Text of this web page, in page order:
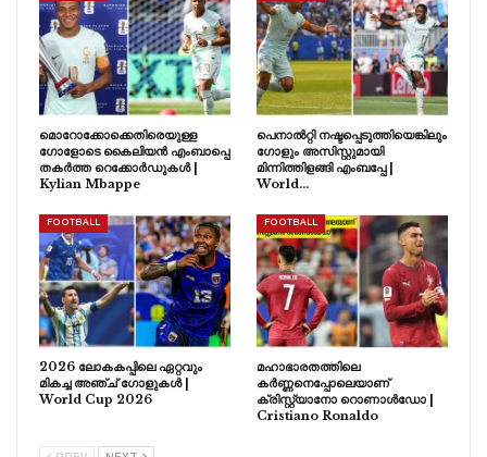
മൊറോക്കോക്കെതിരെയുള്ള
ഗോളോടെ കൈലിയൻ എംബാപ്പെ
തകർത്ത റെക്കോർഡുകൾ |
Kylian Mbappe
പെനാൽറ്റി നഷ്ടപ്പെടുത്തിയെങ്കിലും
ഗോളും അസിസ്റ്റുമായി
മിന്നിത്തിളങ്ങി എംബപ്പേ |
World…
FOOTBALL
2026 ലോകകപ്പിലെ ഏറ്റവും
മികച്ച അഞ്ച് ഗോളുകൾ |
World Cup 2026
FOOTBALL
മഹാഭാരതത്തിലെ
കർണ്ണനെപ്പോലെയാണ്
ക്രിസ്റ്റ്യാനോ റൊണാൾഡോ |
Cristiano Ronaldo